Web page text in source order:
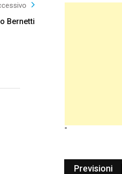
Bernetti
"
Previsioni